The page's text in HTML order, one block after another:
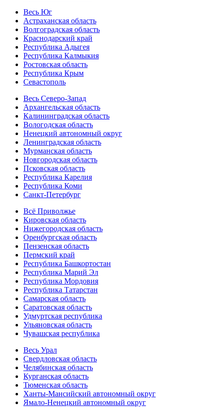
Весь Юг
Астраханская область
Волгоградская область
Краснодарский край
Республика Адыгея
Республика Калмыкия
Ростовская область
Республика Крым
Севастополь
Весь Северо-Запад
Архангельская область
Калининградская область
Вологодская область
Ненецкий автономный округ
Ленинградская область
Мурманская область
Новгородская область
Псковская область
Республика Карелия
Республика Коми
Санкт-Петербург
Всё Приволжье
Кировская область
Нижегородская область
Оренбургская область
Пензенская область
Пермский край
Республика Башкортостан
Республика Марий Эл
Республика Мордовия
Республика Татарстан
Самарская область
Саратовская область
Удмуртская республика
Ульяновская область
Чувашская республика
Весь Урал
Свердловская область
Челябинская область
Курганская область
Тюменская область
Ханты-Мансийский автономный округ
Ямало-Ненецкий автономный округ